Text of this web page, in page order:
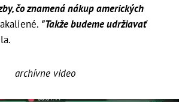
čo znamená nákup amerických
"Takže budeme udržiavať
archívne video